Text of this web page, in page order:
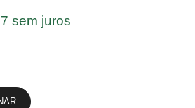
sem juros